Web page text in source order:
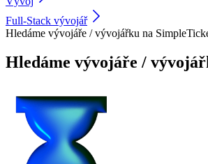
Full-Stack vývojář
Hledáme vývojáře / vývojářku na
Hledáme vývojáře /